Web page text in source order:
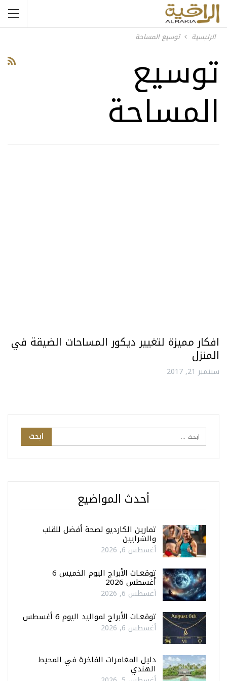
الرئيسية توسيع المساحة
توسيع
المساحة
افكار مميزة لتغيير ديكور المساحات الضيقة في
المنزل
سبتمبر 21, 2017
أحدث المواضيع
تمارين الكارديو لصحة أفضل للقلب
والشرايين
أغسطس 6, 2026
توقعـات الأبراج اليوم الخميس 6
أغسطس 2026
أغسطس 6, 2026
توقعـات الأبراج لمواليد اليوم 6 أغسطس
أغسطس 6, 2026
دليل المغامرات الفاخرة في المحيط
الهندي